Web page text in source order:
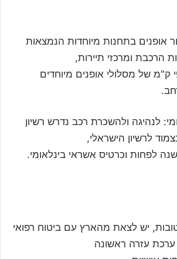
אופנים בתחנות מיוחדות הנמצאות
הרכבת ומרכזי תיירות,
ק"מ של מסלולי אופנים מיוחדים
לנהיגה ולהשכרת רכב נדרש רשיון
לרשיון הישראלי,
לפחות וכרטיס אשראי בינלאומי.
יש לצאת מהארץ עם ביטוח רפואי
עזרה ראשונה